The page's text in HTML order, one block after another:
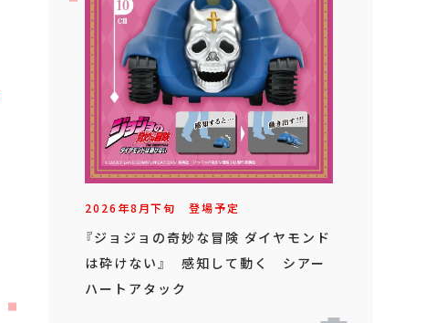
2026年8月下旬 登場予定
『ジョジョの奇妙な冒険 ダイヤモンド
は砕けない』 感知して動く シアー
ハートアタック